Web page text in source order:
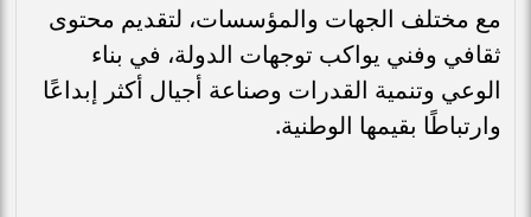
مع مختلف الجهات والمؤسسات، لتقديم محتوى
ثقافي وفني يواكب توجهات الدولة، في بناء
الوعي وتنمية القدرات وصناعة أجيال أكثر إبداعًا
وارتباطًا بقيمها الوطنية.